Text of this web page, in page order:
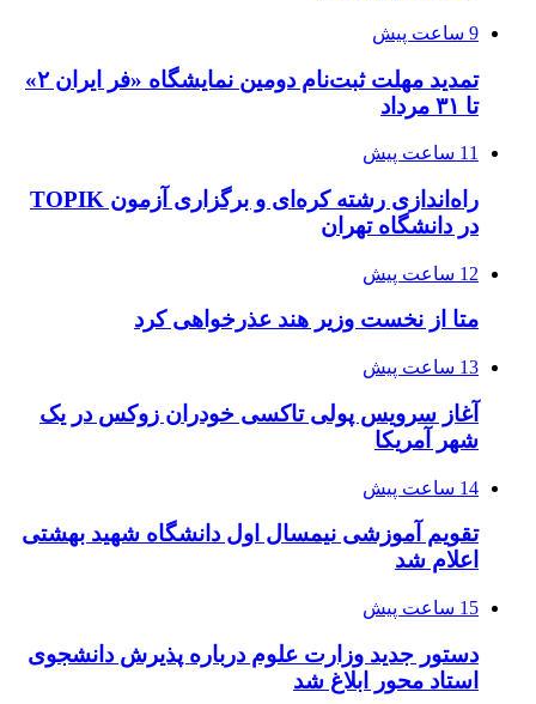
9 ساعت پیش
تمدید مهلت ثبت‌نام دومین نمایشگاه «فر ایران ۲»
تا ۳۱ مرداد
11 ساعت پیش
راه‌اندازی رشته کره‌ای و برگزاری آزمون TOPIK
در دانشگاه تهران
12 ساعت پیش
متا از نخست وزیر هند عذرخواهی کرد
13 ساعت پیش
آغاز سرویس پولی تاکسی خودران زوکس در یک
شهر آمریکا
14 ساعت پیش
تقویم آموزشی نیمسال اول دانشگاه شهید بهشتی
اعلام شد
15 ساعت پیش
دستور جدید وزارت علوم درباره پذیرش دانشجوی
استاد محور ابلاغ شد